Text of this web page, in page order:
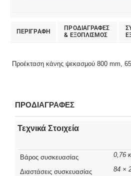
ΠΕΡΙΓΡΑΦΗ
ΠΡΟΔΙΑΓΡΑΦΕΣ
& EΞΟΠΛΙΣΜΟΣ
Προέκταση κάνης ψεκασμού 800 mm,
ΠΡΟΔΙΑΓΡΑΦΕΣ
Τεχνικά Στοιχεία
Βάρος συσκευασίας 0,76 κ.
Διαστάσεις συσκευασίας 84 ×